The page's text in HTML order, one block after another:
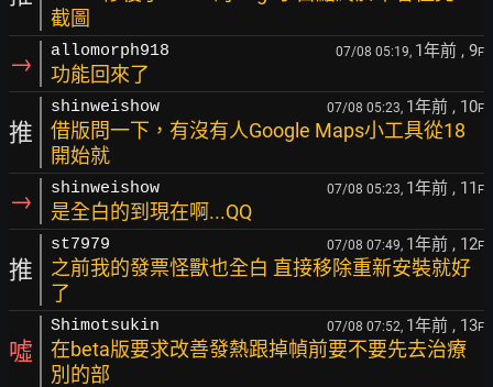
截圖
→ allomorph918 07/08 05:19, 1年前 , 9F
功能回來了
推
shinweishow 07/08 05:23, 1年前 , 10F
借版問一下，有沒有人Google Maps小工具從18
開始就
→ shinweishow 07/08 05:23, 1年前 , 11 F
是全白的到現在啊...QQ
推
st7979 07/08 07:49, 1年前 , 12F
之前我的發票怪獸也全白 直接移除重新安裝就好
了
噓
Shimotsukin 07/08 07:52, 1年前 , 13F
在beta版要求改善發熱跟掉幀前要不要先去治療
別的部